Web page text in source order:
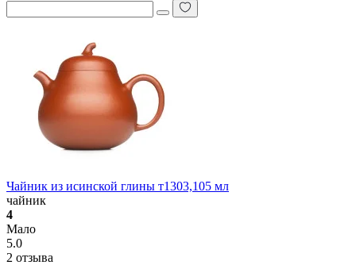
Чайник из исинской глины т1303,105 мл
чайник
4
Мало
5.0
2 отзыва